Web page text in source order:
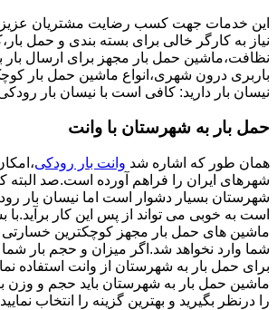
این خدمات جهت کسب رضایت مشتریان عزیز
نیاز به کارگر خالی برای بسته بندی و حمل
نظافت،ماشین حمل بار مجهز برای ارسال بار
باربری درون شهری،انواع ماشین حمل بار
نیسان بار دارید: کافی است با نیسان بار
حمل بار به شهرستان با وانت
همان طور که اشاره شد وانت بار رودکی
شهرهای ایران را فراهم آورده است.صد البته
شهرستان بسیار دشوار است اما نیسان بار
است به خوبی می تواند از پس این کار
ماشین های حمل بار مجهز کوچکترین خسارتی
شما وارد نخواهد شد.اگر میزان و حجم بار
برای حمل بار به شهرستان از وانت استفاده
ماشین حمل بار به شهرستان باید حجم و وزن
را درنظر بگیرید و بهترین گزینه را انتخاب